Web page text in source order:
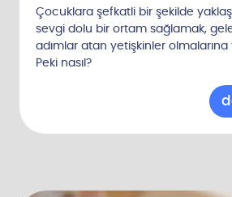
Çocuklara şefkatli bir şekilde
sevgi dolu bir ortam sağlamak,
adımlar atan yetişkinler olmalarına
Peki nasıl?